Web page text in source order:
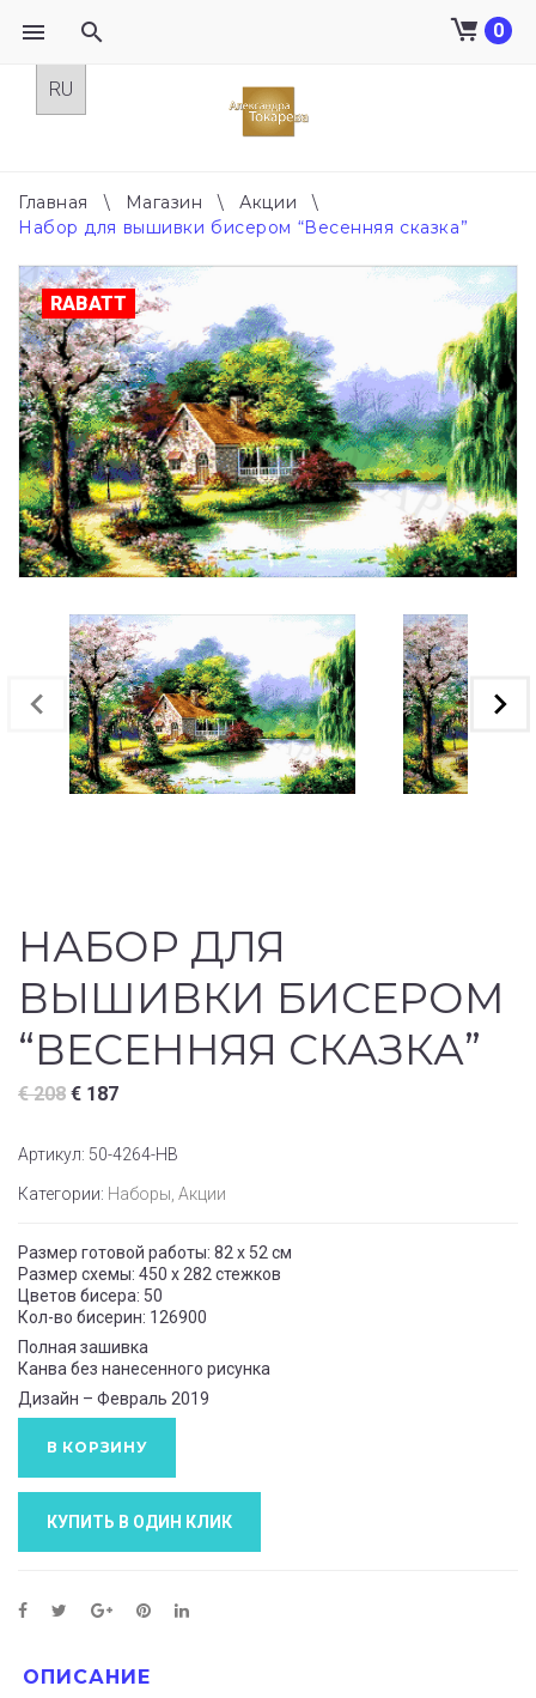
0
Главная \ Магазин \ Акции
\
Набор для вышивки бисером “Весенняя сказка”
RABATT
НАБОР ДЛЯ
ВЫШИВКИ БИСЕРОМ
“ВЕСЕННЯЯ СКАЗКА”
€208 € 187
Артикул: 50-4264-НВ
Категории: Наборы, Акции
Размер готовой работы: 82 х 52 см
Размер схемы: 450 х 282 стежков
Цветов бисера: 50
Кол-во бисерин: 126900
Полная зашивка
Канва без нанесенного рисунка
Дизайн – Февраль 2019
В КОРЗИНУ
КУПИТЬ В ОДИН КЛИК
ОПИСАНИЕ